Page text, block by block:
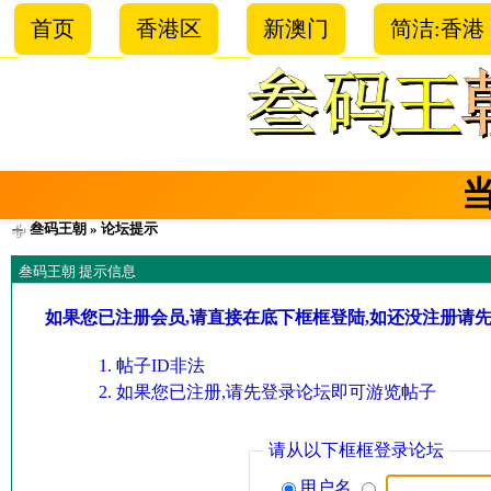
首页 香港区 新澳门 简洁:香港
叁码王朝 » 论坛提示
叁码王朝 提示信息
如果您已注册会员,请直接在底下框框登陆,如还没注册请
帖子ID非法
如果您已注册,请先登录论坛即可游览帖子
请从以下框框登录论坛
用户名